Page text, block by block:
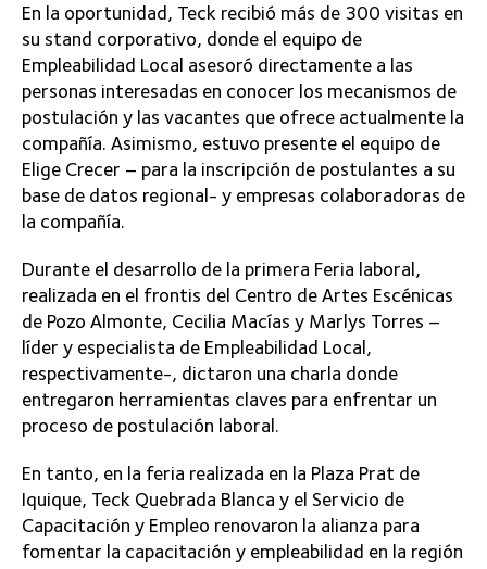
En la oportunidad, Teck recibió más de 300 visitas en
su stand corporativo, donde el equipo de
Empleabilidad Local asesoró directamente a las
personas interesadas en conocer los mecanismos de
postulación y las vacantes que ofrece actualmente la
compañía. Asimismo, estuvo presente el equipo de
Elige Crecer – para la inscripción de postulantes a su
base de datos regional- y empresas colaboradoras de
la compañía.
Durante el desarrollo de la primera Feria laboral,
realizada en el frontis del Centro de Artes Escénicas
de Pozo Almonte, Cecilia Macías y Marlys Torres –
líder y especialista de Empleabilidad Local,
respectivamente-, dictaron una charla donde
entregaron herramientas claves para enfrentar un
proceso de postulación laboral.
En tanto, en la feria realizada en la Plaza Prat de
Iquique, Teck Quebrada Blanca y el Servicio de
Capacitación y Empleo renovaron la alianza para
fomentar la capacitación y empleabilidad en la región